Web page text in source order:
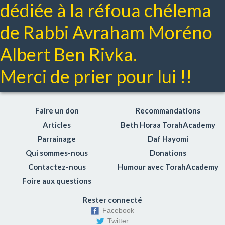
Les 5 minutes de Moussar Hayomi
Michna
Cours de Daf Hayomi en français
Avodat hamidot
Lois du mariage
Respect des parents
Hochen michpat: Le droit civil
Netilat yadaim
Gueniza
Coaching Toraïque
Choul'han Aroukh Hayomi
Le sens des Mitsvot
dédiée à la réfoua chélema
de Rabbi Avraham Moréno
Albert Ben Rivka.
Merci de prier pour lui !!
Faire un don
Articles
Parrainage
Qui sommes-nous
Contactez-nous
Foire aux questions
Recommandations
Beth Horaa TorahAcademy
Daf Hayomi
Donations
Humour avec TorahAcademy
Rester connecté
Facebook
Twitter